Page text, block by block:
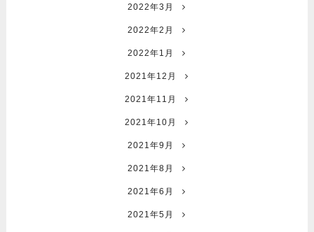
2022年3月
2022年2月
2022年1月
2021年12月
2021年11月
2021年10月
2021年9月
2021年8月
2021年6月
2021年5月